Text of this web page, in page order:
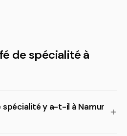
de spécialité à
spécialité y a-t-il à Namur